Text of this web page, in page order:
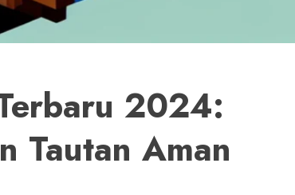
2024:
Tautan Aman